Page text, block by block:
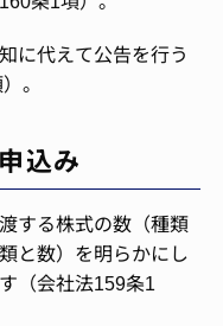
に代えて公告を行う
。
込み
する株式の数（種類
と数）を明らかにし
（会社法159条1